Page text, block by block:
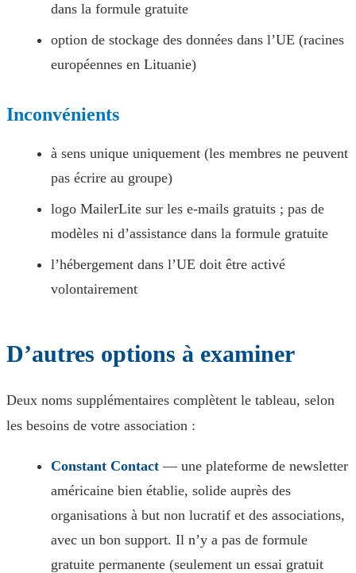
dans la formule gratuite
option de stockage des données dans l’UE (racines
européennes en Lituanie)
Inconvénients
à sens unique uniquement (les membres ne peuvent
pas écrire au groupe)
logo MailerLite sur les e-mails gratuits ; pas de
modèles ni d’assistance dans la formule gratuite
l’hébergement dans l’UE doit être activé
volontairement
D’autres options à examiner
Deux noms supplémentaires complètent le tableau, selon
les besoins de votre association :
Constant Contact — une plateforme de newsletter
américaine bien établie, solide auprès des
organisations à but non lucratif et des associations,
avec un bon support. Il n’y a pas de formule
gratuite permanente (seulement un essai gratuit